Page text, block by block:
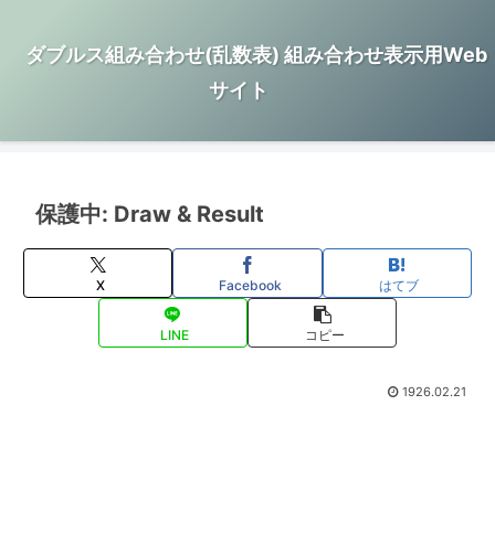
ダブルス組み合わせ(乱数表) 組み合わせ表示用Web
サイト
保護中: Draw & Result
X Facebook はてブ
LINE コピー
1926.02.21